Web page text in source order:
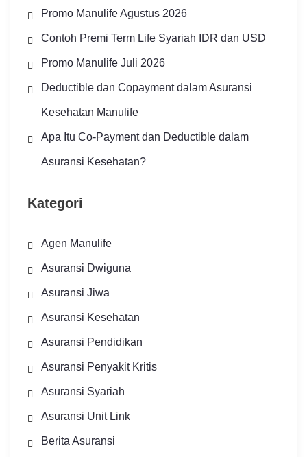
Promo Manulife Agustus 2026
Contoh Premi Term Life Syariah IDR dan USD
Promo Manulife Juli 2026
Deductible dan Copayment dalam Asuransi
Kesehatan Manulife
Apa Itu Co-Payment dan Deductible dalam
Asuransi Kesehatan?
Kategori
Agen Manulife
Asuransi Dwiguna
Asuransi Jiwa
Asuransi Kesehatan
Asuransi Pendidikan
Asuransi Penyakit Kritis
Asuransi Syariah
Asuransi Unit Link
Berita Asuransi